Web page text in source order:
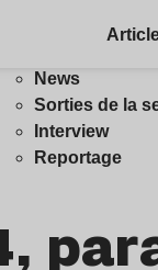
News
Sorties de la
Interview
Reportage